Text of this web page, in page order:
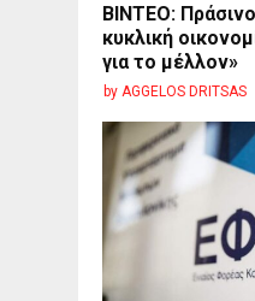
BINTEO:
κυκλική
για το μέλλον»
by AGGELOS DRITSAS